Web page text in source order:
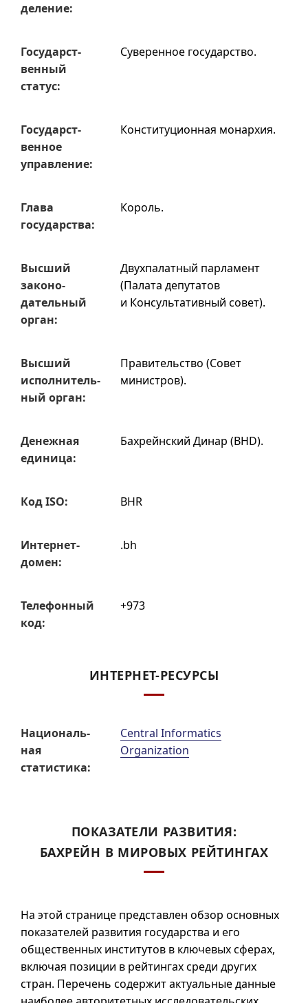
деле­ние:
Государст­
венный
статус:
Суверенное государство.
Государст­
венное
управ­ление:
Конституционная монархия.
Глава
государ­ства:
Король.
Высший
законо­
датель­ный
орган:
Двухпалатный парламент
(Палата депутатов
и Консультативный совет).
Высший
испол­нитель­
ный орган:
Правительство (Совет
министров).
Денежная
единица:
Бахрейнский Динар (BHD).
Код ISO: BHR
Интернет-
домен:
.bh
Телефон­ный
код:
+973
ИНТЕРНЕТ-РЕСУРСЫ
Нацио­наль­
ная
статис­тика:
Central Informatics
Organization
ПОКАЗАТЕЛИ РАЗВИТИЯ:
БАХРЕЙН В МИРОВЫХ РЕЙТИНГАХ
На этой странице представлен обзор основных
показателей развития государства и его
общественных институтов в ключевых сферах,
включая позиции в рейтингах среди других
стран. Перечень содержит актуальные данные